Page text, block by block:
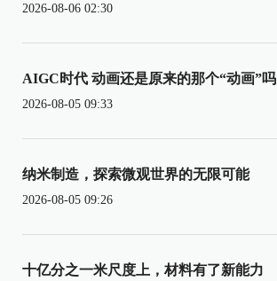
2026-08-06 02:30
AIGC时代 动画还是原来的那个“动画”吗
2026-08-05 09:33
纳米制造，探索微观世界的无限可能
2026-08-05 09:26
十亿分之一米尺度上，材料有了新能力